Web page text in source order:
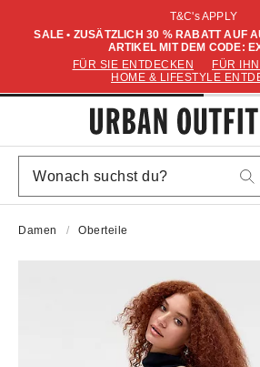
T&C's APPLY
SALE • ZUSÄTZLICH 30 % RABATT AUF
ARTIKEL MIT DEM CODE:
FÜR SIE ENTDECKEN
FÜR
HOME & LIFESTYLE
Damen Oberteile